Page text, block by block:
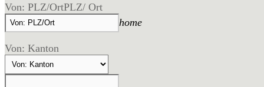
Von: PLZ/OrtPLZ/ Ort
home
Von: Kanton